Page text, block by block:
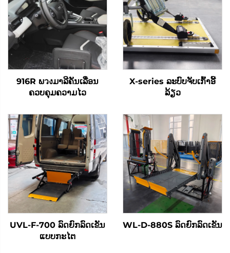
916R ພวงມາລີຄັນເລື່ອນ
ຄວບຄຸມຄວາມໄວ
X-series ລະບົບຈັບເກົ້າອີ້
ລ້ຽວ
UVL-F-700 ລົດຍົກລົດເຂັນ
ແບບກະໄຕ
WL-D-880S ລົດຍົກລົດເຂັນ